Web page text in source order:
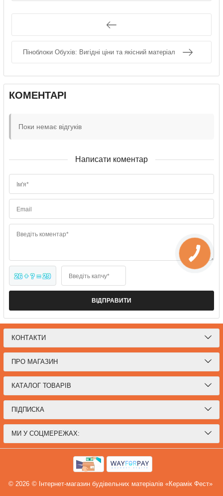
Піноблоки Обухів: Вигідні ціни та якісний матеріал
КОМЕНТАРІ
Поки немає відгуків
Написати коментар
Ім'я*
Email
Введіть коментар*
26 + ? = 29 Введіть капчу*
ВІДПРАВИТИ
КОНТАКТИ
ПРО МАГАЗИН
КАТАЛОГ ТОВАРІВ
ПІДПИСКА
МИ У СОЦМЕРЕЖАХ:
© 2026 © Інтернет-магазин будівельних матеріалів «Керамік Фест»